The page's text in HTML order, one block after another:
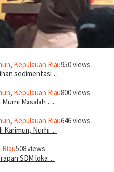
, Kepulauan Riau950 views
sedimentasi …
, Kepulauan Riau800 views
Murni Masalah …
, Kepulauan Riau646 views
Karimun, Nurhi…
Riau508 views
SDM loka…